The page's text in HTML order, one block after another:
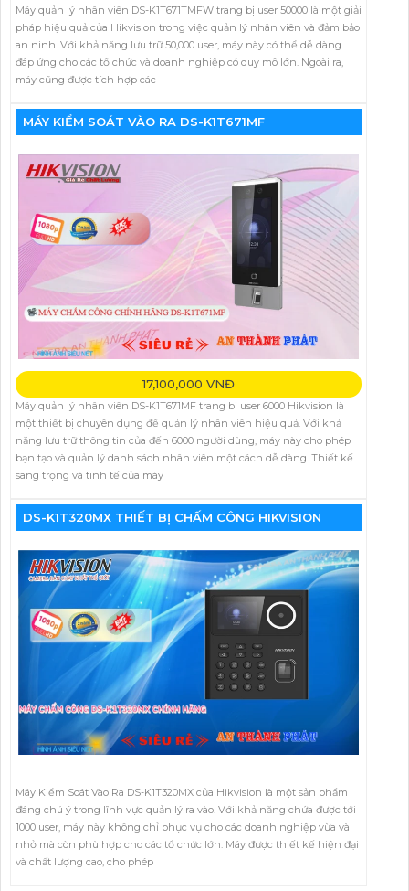
Máy quản lý nhân viên DS-K1T671TMFW trang bị user 50000 là một giải
pháp hiệu quả của Hikvision trong việc quản lý nhân viên và đảm bảo
an ninh. Với khả năng lưu trữ 50,000 user, máy này có thể dễ dàng
đáp ứng cho các tổ chức và doanh nghiệp có quy mô lớn. Ngoài ra,
máy cũng được tích hợp các
MÁY KIỂM SOÁT VÀO RA DS-K1T671MF
17,100,000 VNĐ
Máy quản lý nhân viên DS-K1T671MF trang bị user 6000 Hikvision là
một thiết bị chuyên dụng để quản lý nhân viên hiệu quả. Với khả
năng lưu trữ thông tin của đến 6000 người dùng, máy này cho phép
bạn tạo và quản lý danh sách nhân viên một cách dễ dàng. Thiết kế
sang trọng và tinh tế của máy
DS-K1T320MX THIẾT BỊ CHẤM CÔNG HIKVISION
Máy Kiểm Soát Vào Ra DS-K1T320MX của Hikvision là một sản phẩm
đáng chú ý trong lĩnh vực quản lý ra vào. Với khả năng chứa được tới
1000 user, máy này không chỉ phục vụ cho các doanh nghiệp vừa và
nhỏ mà còn phù hợp cho các tổ chức lớn. Máy được thiết kế hiện đại
và chất lượng cao, cho phép